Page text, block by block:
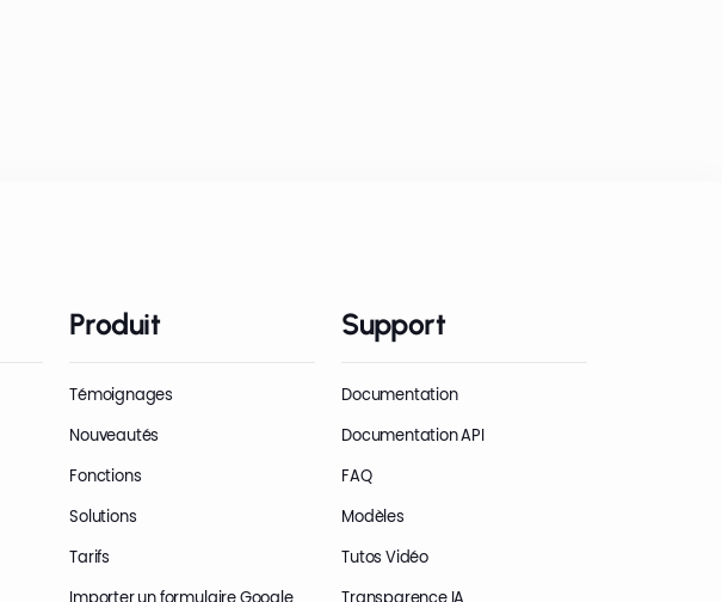
Produit
Témoignages
Nouveautés
Fonctions
Solutions
Tarifs
Support
Documentation
Documentation API
FAQ
Modèles
Tutos Vidéo